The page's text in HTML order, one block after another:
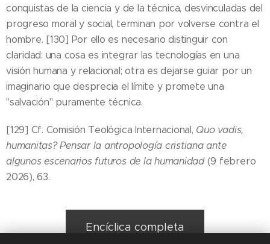
conquistas de la ciencia y de la técnica, desvinculadas del
progreso moral y social, terminan por volverse contra el
hombre. [130] Por ello es necesario distinguir con
claridad: una cosa es integrar las tecnologías en una
visión humana y relacional; otra es dejarse guiar por un
imaginario que desprecia el límite y promete una
"salvación" puramente técnica.
[129] Cf. Comisión Teológica Internacional, Quo vadis,
humanitas? Pensar la antropología cristiana ante
algunos escenarios futuros de la humanidad(9 febrero
2026), 63.
Encíclica completa